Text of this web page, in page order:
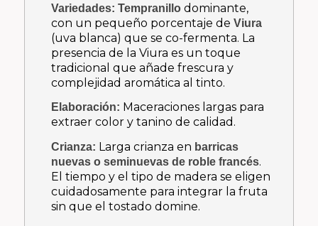
Variedades: Tempranillo dominante,
con un pequeño porcentaje deViura
(uva blanca) que se co-fermenta. La
presencia de la Viura es un toque
tradicional que añade frescura y
complejidad aromática al tinto.
Elaboración: Maceraciones largas para
extraer color y tanino de calidad.
Crianza: Larga crianza en barricas
nuevas o seminuevas de roble francés.
El tiempo y el tipo de madera se eligen
cuidadosamente para integrar la fruta
sin que el tostado domine.